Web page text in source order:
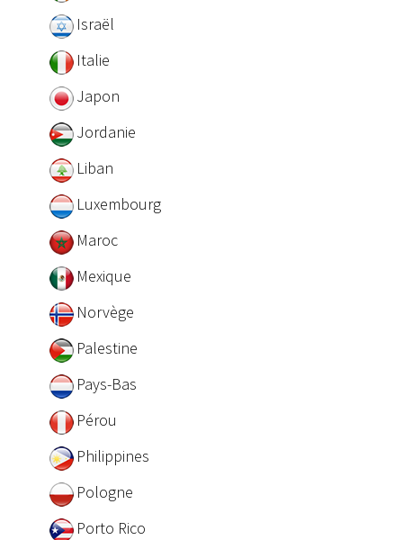
Israël
Italie
Japon
Jordanie
Liban
Luxembourg
Maroc
Mexique
Norvège
Palestine
Pays-Bas
Pérou
Philippines
Pologne
Porto Rico